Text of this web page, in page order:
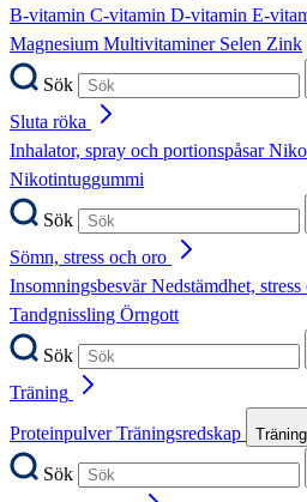
B-vitamin C-vitamin D-vitamin E-
Magnesium Multivitaminer Selen Zink
Sök
Sluta röka
Inhalator, spray och portionspåsar
Nikotintuggummi
Sök
Sömn, stress och oro
InsomningsbesvärNedstämdhet,
Tandgnissling Örngott
Sök
Träning
ProteinpulverTräningsredskap
Sök